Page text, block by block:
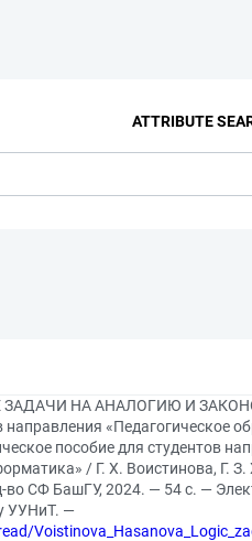
ATTRIBUTE
НА АНАЛОГИЮ И
направления
пособие для студентов
/ Г. Х. Воистинова, Г.
СФ БашГУ, 2024. — 54 с. —
УУНиТ. —